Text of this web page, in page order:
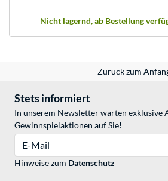
Nicht lagernd, ab Bestellung
Zurück zum
Stets informiert
In unserem Newsletter warten exklusive
Gewinnspielaktionen auf Sie!
Hinweise zum Datenschutz